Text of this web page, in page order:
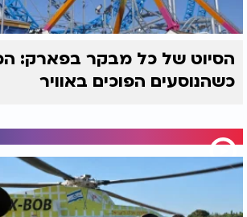
הסיוט של כל מבקר בפארק:
כשהנוסעים הפוכים באוויר